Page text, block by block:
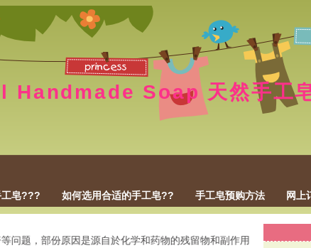
Handmade Soap 天然手工
工皂??? 如何选用合适的手工皂?? 手工皂预购方法 网上
，部份原因是源自於化学和药物的残留物和副作用，结果导致肌肤